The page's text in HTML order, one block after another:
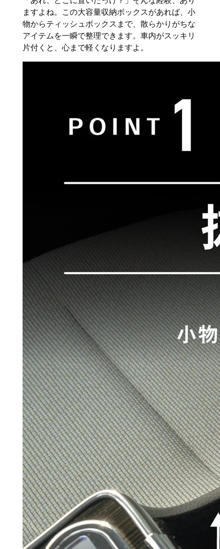
ますよね。この大容量収納ボックスがあれば、小
物からティッシュボックスまで、散らかりがちな
アイテムを一瞬で整理できます。車内がスッキリ
片付くと、心まで軽くなりますよ。